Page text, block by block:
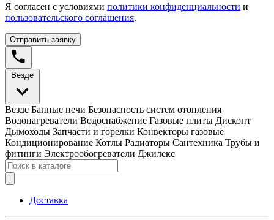
Я согласен с условиями политики конфиденциальности и
пользовательского соглашения.
Отправить заявку
Везде
Везде Банные печи Безопасность систем отопления
Водонагреватели Водоснабжение Газовые плиты Дисконт
Дымоходы Запчасти и горелки Конвекторы газовые
Кондиционирование Котлы Радиаторы Сантехника Трубы и
фитинги Электрообогреватели Джилекс
Доставка